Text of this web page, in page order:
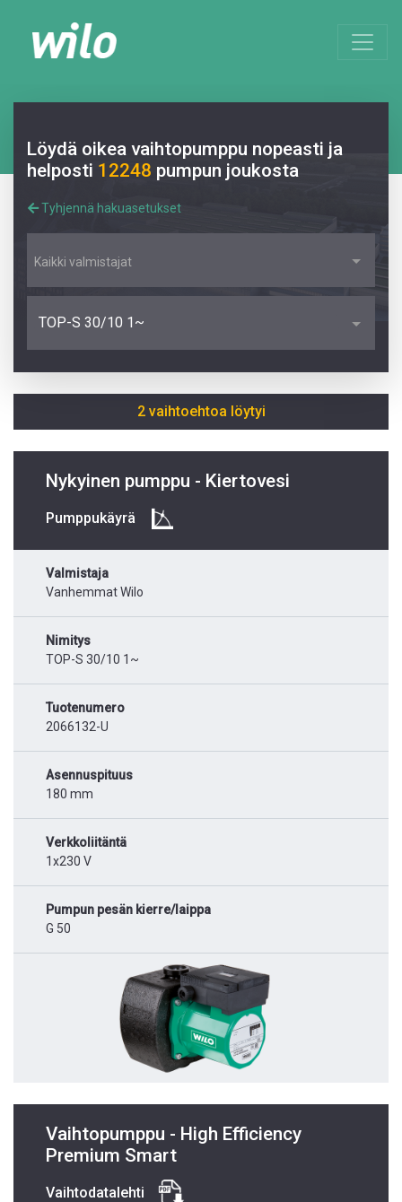
Löydä oikea vaihtopumppu nopeasti ja
helposti 12248 pumpun joukosta
Tyhjennä hakuasetukset
Kaikki valmistajat
TOP-S 30/10 1~
2 vaihtoehtoa löytyi
Nykyinen pumppu - Kiertovesi
Pumppukäyrä
Valmistaja
Vanhemmat Wilo
Nimitys
TOP-S 30/10 1~
Tuotenumero
2066132-U
Asennuspituus
180 mm
Verkkoliitäntä
1x230 V
Pumpun pesän kierre/laippa
G 50
Vaihtopumppu - High Efficiency
Premium Smart
Vaihtodatalehti